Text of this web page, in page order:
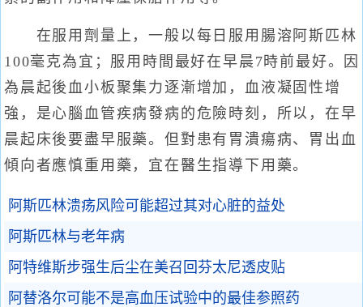
在服用劑量上，一般以每日服用腸溶阿斯匹林
100毫克為宜；服用時間最好在早晨7時前最好。因
為晨起後血小板聚集力逐漸增加，血液凝固性增
強，是心腦血管疾病發病的危險時刻，所以，在早
晨起床後要盡早服藥。但對患有胃潰瘍病、胃出血
傾向者應慎重用藥，宜在醫生指導下用藥。
阿斯匹林溃疡风险可能超过其对心脏的益处
阿斯匹林与老年病
阿特维斯步强生后尘在美召回芬太尼透皮贴
阿替洛尔可能不是高血压试验中的最佳参照药